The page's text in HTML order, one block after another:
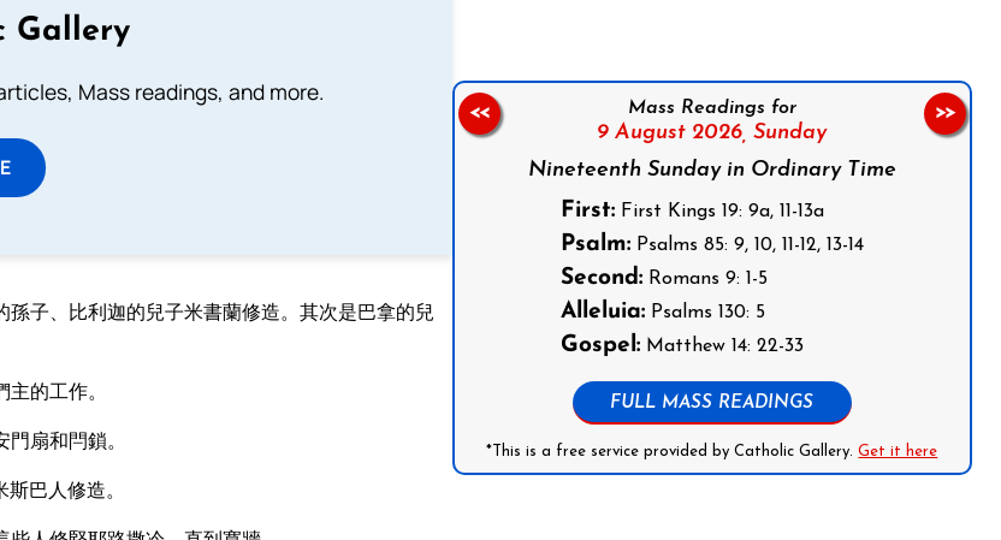
Gallery
Mass readings, and more.
子、比利迦的兒子米書蘭修造。其次是巴拿的兒
的工作。
扇和閂鎖。
巴人修造。
Mass Readings for
9 August 2026, Sunday
Nineteenth Sunday in Ordinary Time
First:First Kings 19: 9a, 11-13a
Psalm:Psalms 85: 9, 10, 11-12, 13-14
Second:Romans 9: 1-5
Alleluia:Psalms 130: 5
Gospel:Matthew 14: 22-33
FULL MASS READINGS
*This is a free service provided by Catholic Gallery.Get it here
<< >>